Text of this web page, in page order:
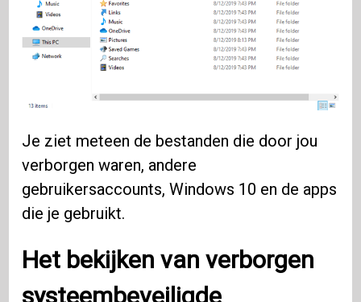
Je ziet meteen de bestanden die door jou
verborgen waren, andere
gebruikersaccounts, Windows 10 en de apps
die je gebruikt.
Het bekijken van verborgen
systeembeveiligde